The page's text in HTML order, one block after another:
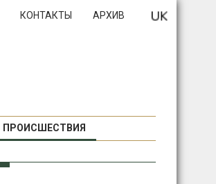
КОНТАКТЫ АРХИВ
ПРОИСШЕСТВИЯ